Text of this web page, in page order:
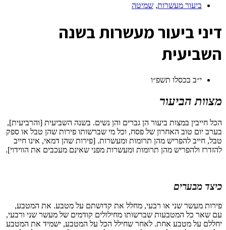
ביעור מעשרות, שמיטה
דיני ביעור מעשרות בשנה
השביעית
י״ב בכסלו תשפ״ו
מצוות הביעור
הכל חייבין במצות ביעור הן גברים והן נשים. בשנה השביעית [והרביעית],
בערב יום טוב האחרון של פסח, וכל מי שברשותו פירות שהן טבל או ספק
טבל, חייב להפריש מהן תרומות ומעשרות. [פירות שהן דמאי, אינו חייב
להזדרז ולהפריש מהן תרומות ומעשרות מפני שאינם מעכבים את הווידוי].
כיצד מבערים
פירות מעשר שני או רבעי, מחלל את קדושתם על מטבע. את המטבע,
עם שאר כל המטבעות שברשותו מחילולים קודמים של מעשר שני ורבעי,
יחללם על מטבע אחת. לאחר שחילל הכל על המטבע, ישמיד את המטבע